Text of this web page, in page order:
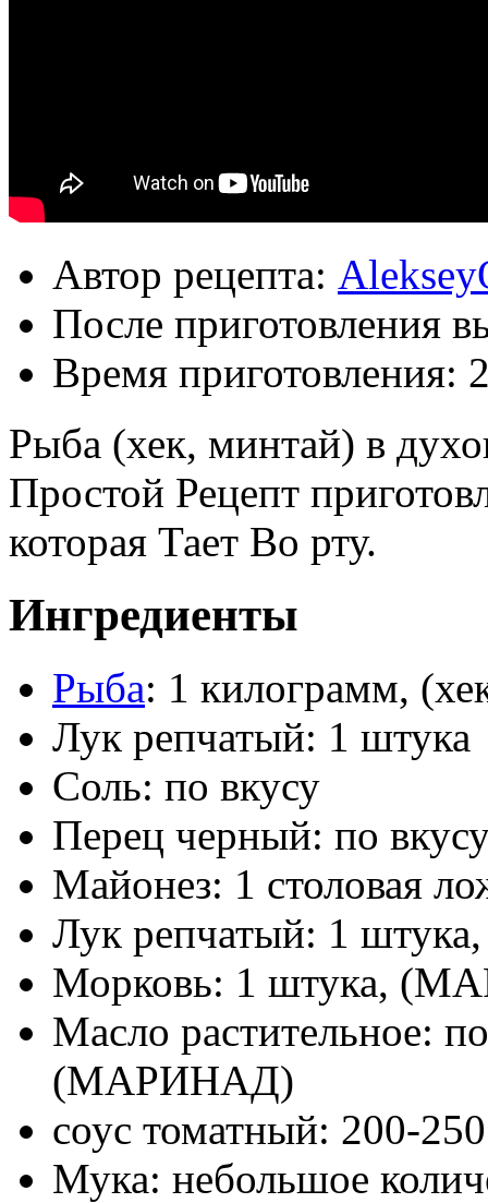
Автор рецепта:
После приготовления
Время приготовления:
Рыба (хек, минтай) в
Простой Рецепт
которая Тает Во рту.
Ингредиенты
Рыба: 1 килограмм,
Лук репчатый: 1 штука
Соль: по вкусу
Перец черный: по
Майонез: 1 столовая
Лук репчатый: 1
Морковь: 1 штука,
Масло растительное:
(МАРИНАД)
соус томатный: 200-
Мука: небольшое